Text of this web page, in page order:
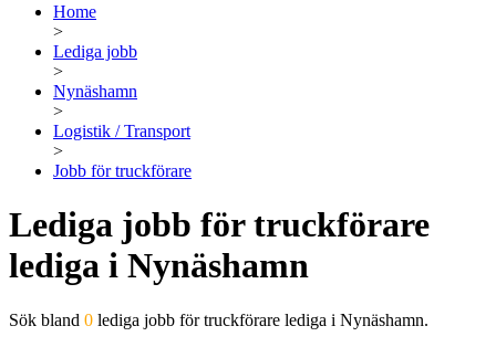
Home
>
Lediga jobb
>
Nynäshamn
>
Logistik / Transport
>
Jobb för truckförare
Lediga jobb för truckförare
lediga i Nynäshamn
Sök bland 0 lediga jobb för truckförare lediga i Nynäshamn.